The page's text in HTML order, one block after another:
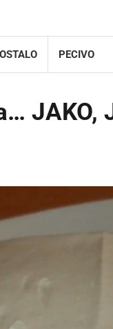
OSTALO PECIVO
JAKO,